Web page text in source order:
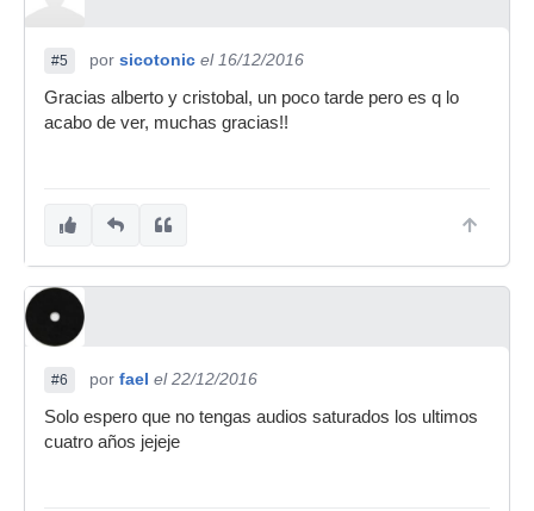
#5 por sicotonic el 16/12/2016
Gracias alberto y cristobal, un poco tarde pero es q lo
acabo de ver, muchas gracias!!
#6 por fael el 22/12/2016
Solo espero que no tengas audios saturados los ultimos
cuatro años jejeje